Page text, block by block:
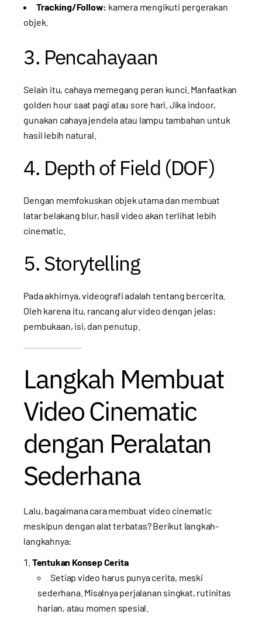
Tracking/Follow: kamera mengikuti pergerakan
objek.
3. Pencahayaan
Selain itu, cahaya memegang peran kunci. Manfaatkan
golden hour saat pagi atau sore hari. Jika indoor,
gunakan cahaya jendela atau lampu tambahan untuk
hasil lebih natural.
4. Depth of Field (DOF)
Dengan memfokuskan objek utama dan membuat
latar belakang blur, hasil video akan terlihat lebih
cinematic.
5. Storytelling
Pada akhirnya, videografi adalah tentang bercerita.
Oleh karena itu, rancang alur video dengan jelas:
pembukaan, isi, dan penutup.
Langkah Membuat
Video Cinematic
dengan Peralatan
Sederhana
Lalu, bagaimana cara membuat video cinematic
meskipun dengan alat terbatas? Berikut langkah-
langkahnya:
Tentukan Konsep Cerita
Setiap video harus punya cerita, meski
sederhana. Misalnya perjalanan singkat, rutinitas
harian, atau momen spesial.